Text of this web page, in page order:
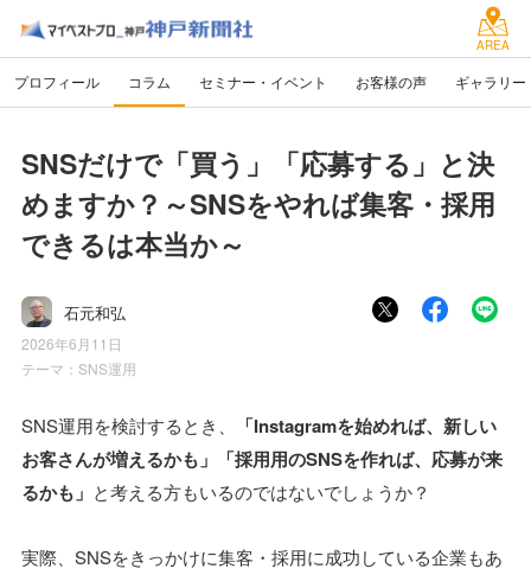
AREA
プロフィール コラム セミナー・イベント お客様の声 ギャラリー
SNSだけで「買う」「応募する」と決
めますか？～SNSをやれば集客・採用
できるは本当か～
石元和弘
2026年6月11日
テーマ： SNS運用
SNS運用を検討するとき、
「Instagramを始めれば、新しい
お客さんが増えるかも」「採用用のSNSを作れば、応募が来
るかも」 と考える方もいるのではないでしょうか？
実際、SNSをきっかけに集客・採用に成功している企業もあ